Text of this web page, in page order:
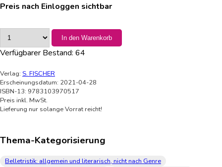
Preis nach Einloggen sichtbar
In den Warenkorb
Verfügbarer Bestand: 64
Verlag: S. FISCHER
Erscheinungsdatum: 2021-04-28
ISBN-13: 9783103970517
Preis inkl. MwSt.
Lieferung nur solange Vorrat reicht!
Thema-Kategorisierung
Belletristik: allgemein und literarisch, nicht nach Genre